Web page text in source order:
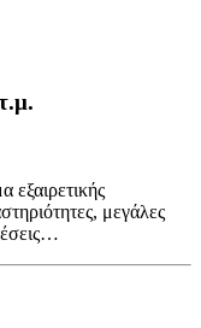
εξαιρετικής
μεγάλες